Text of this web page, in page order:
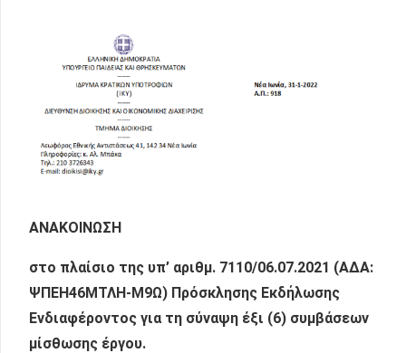
ΑΝΑΚΟΙΝΩΣΗ
στο πλαίσιο της υπ’ αριθμ. 7110/06.07.2021 (ΑΔΑ:
ΨΠΕΗ46ΜΤΛΗ-Μ9Ω) Πρόσκλησης Εκδήλωσης
Ενδιαφέροντος για τη σύναψη έξι (6) συμβάσεων
μίσθωσης έργου.